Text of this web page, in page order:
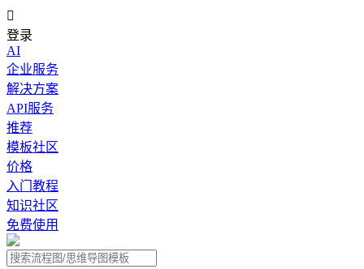

登录
AI
企业服务
解决方案
API服务
推荐
模板社区
价格
入门教程
知识社区
免费使用